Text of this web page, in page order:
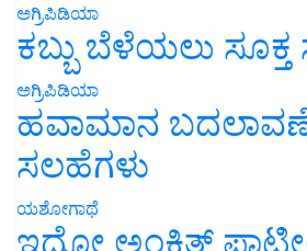
ಅಗ್ರಿಪಿಡಿಯಾ
ಕಬ್ಬು ಬೆಳೆಯಲು
ಅಗ್ರಿಪಿಡಿಯಾ
ಹವಾಮಾನ
ಸಲಹೆಗಳು
ಯಶೋಗಾಥೆ
ಇದೋ ಅಂಕಿತ್